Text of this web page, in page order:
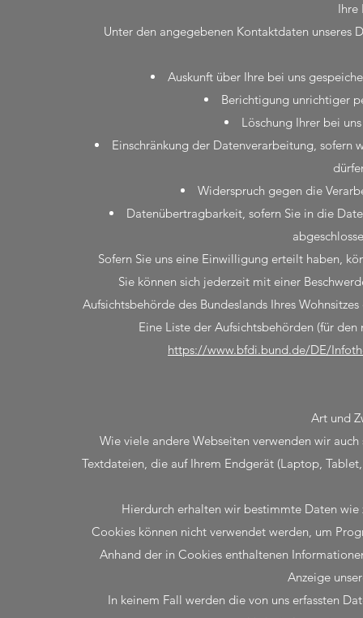
Ihre
Unter den angegebenen Kontaktdaten unseres
Auskunft über Ihre bei uns
Berichtigung unrichtiger
Löschung Ihrer bei
Einschränkung der Datenverarbeitung, sofern
Widerspruch gegen die
Datenübertragbarkeit, sofern Sie in die
Sofern Sie uns eine Einwilligung erteilt haben,
Sie können sich jederzeit mit einer
Aufsichtsbehörde des Bundeslands Ihres
Eine Liste der Aufsichtsbehörden (für
https://www.bfdi.bund.de/DE/
Art und
Wie viele andere Webseiten verwenden wir
Textdateien, die auf Ihrem Endgerät (Laptop,
Hierdurch erhalten wir bestimmte Daten wie
Cookies können nicht verwendet werden, um
Anhand der in Cookies enthaltenen
Anzeige
In keinem Fall werden die von uns erfassten